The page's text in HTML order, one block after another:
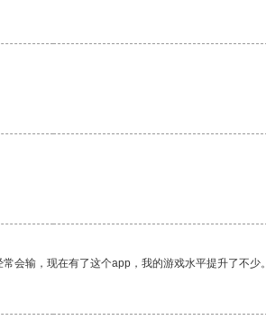
会输，现在有了这个app，我的游戏水平提升了不少。